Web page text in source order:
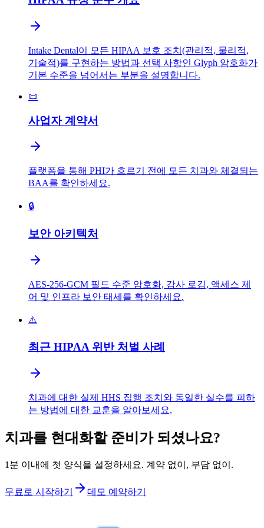
Intake Dental이 모든 HIPAA 보호 조치(관리적, 물리적,
기술적)를 구현하는 방법과 선택 사항인 Glyph 암호화가
기본 수준을 넘어서는 부분을 설명합니다.
📜
사업자 계약서
플랫폼을 통해 PHI가 흐르기 전에 모든 치과와 체결되는
BAA를 확인하세요.
🔒
보안 아키텍처
AES-256-GCM 필드 수준 암호화, 감사 로깅, 액세스 제
어 및 인프라 보안 태세를 확인하세요.
⚠️
최근 HIPAA 위반 처벌 사례
치과에 대한 실제 HHS 집행 조치와 동일한 실수를 피하
는 방법에 대한 교훈을 알아보세요.
치과를 현대화할 준비가 되셨나요?
1분 이내에 첫 양식을 설정하세요. 계약 없이, 부담 없이.
무료로 시작하기 데모 예약하기